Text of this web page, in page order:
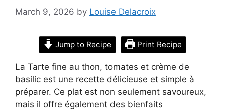
March 9, 2026 by Louise Delacroix
Jump to Recipe Print Recipe
La Tarte fine au thon, tomates et crème de
basilic est une recette délicieuse et simple à
préparer. Ce plat est non seulement savoureux,
mais il offre également des bienfaits